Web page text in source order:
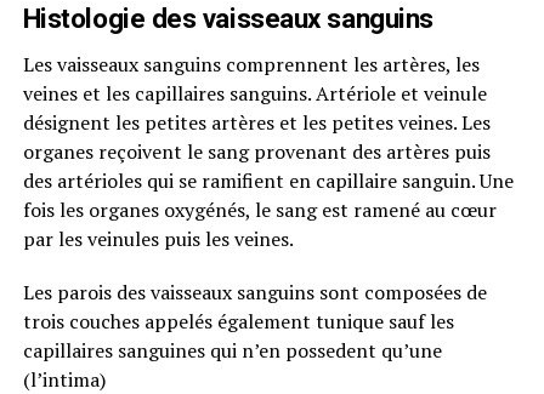
Histologie des vaisseaux sanguins
Les vaisseaux sanguins comprennent les artères, les
veines et les capillaires sanguins. Artériole et veinule
désignent les petites artères et les petites veines. Les
organes reçoivent le sang provenant des artères puis
des artérioles qui se ramifient en capillaire sanguin. Une
fois les organes oxygénés, le sang est ramené au cœur
par les veinules puis les veines.
Les parois des vaisseaux sanguins sont composées de
trois couches appelés également tunique sauf les
capillaires sanguines qui n’en possedent qu’une
(l’intima)